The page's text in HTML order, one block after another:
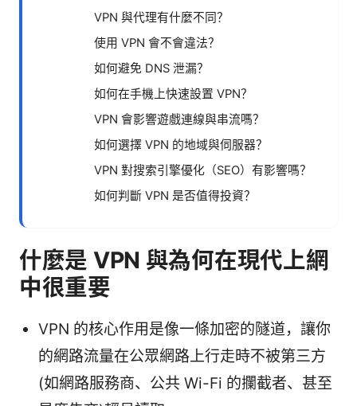
VPN 與代理有什麼不同？
使用 VPN 會不會違法？
如何避免 DNS 泄漏？
如何在手機上快速設置 VPN？
VPN 會影響遊戲連線與串流嗎？
如何選擇 VPN 的地域與伺服器？
VPN 對搜索引擎優化（SEO）有影響嗎？
如何判斷 VPN 是否值得投資？
什麼是 VPN 與為何在現代上網
中很重要
VPN 的核心作用是像一條加密的隧道，讓你
的網路流量在公眾網路上行走時不被第三方
(如網路服務商、公共 Wi-Fi 的攔截者、甚至